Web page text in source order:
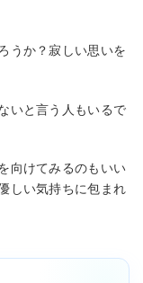
うか？寂しい思いを
いと言う人もいるで
向けてみるのもいい
しい気持ちに包まれ